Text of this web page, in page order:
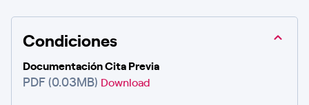
Condiciones
Documentación Cita Previa
PDF (0.03MB) Download